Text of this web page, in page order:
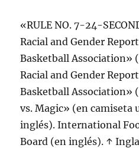
«RULE NO. 7-24-
Racial and Gender
Basketball Association»
Racial and Gender
Basketball Association»
vs. Magic» (en camiseta
inglés). International
Board (en inglés). ↑